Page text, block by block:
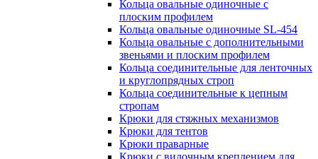
Кольца овальные одиночные c
плоским профилем
Кольца овальные одиночные SL-454
Кольца овальные с дополнительными
звеньями и плоским профилем
Кольца соединительные для ленточных
и круглопрядных строп
Кольца соединительные к цепным
стропам
Крюки для стяжных механизмов
Крюки для тентов
Крюки праварные
Крюки с вилочным креплением для